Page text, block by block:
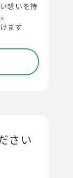
想いを持
ます
さい